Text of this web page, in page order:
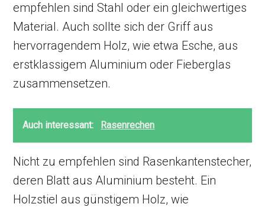
empfehlen sind Stahl oder ein gleichwertiges
Material. Auch sollte sich der Griff aus
hervorragendem Holz, wie etwa Esche, aus
erstklassigem Aluminium oder Fieberglas
zusammensetzen.
Auch interessant: Rasenrechen
Nicht zu empfehlen sind Rasenkantenstecher,
deren Blatt aus Aluminium besteht. Ein
Holzstiel aus günstigem Holz, wie